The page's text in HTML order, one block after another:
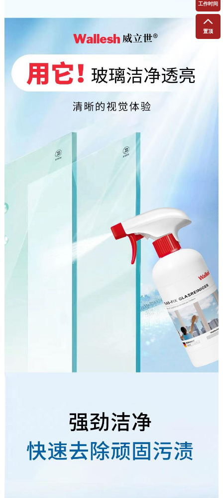
工作时间
置顶